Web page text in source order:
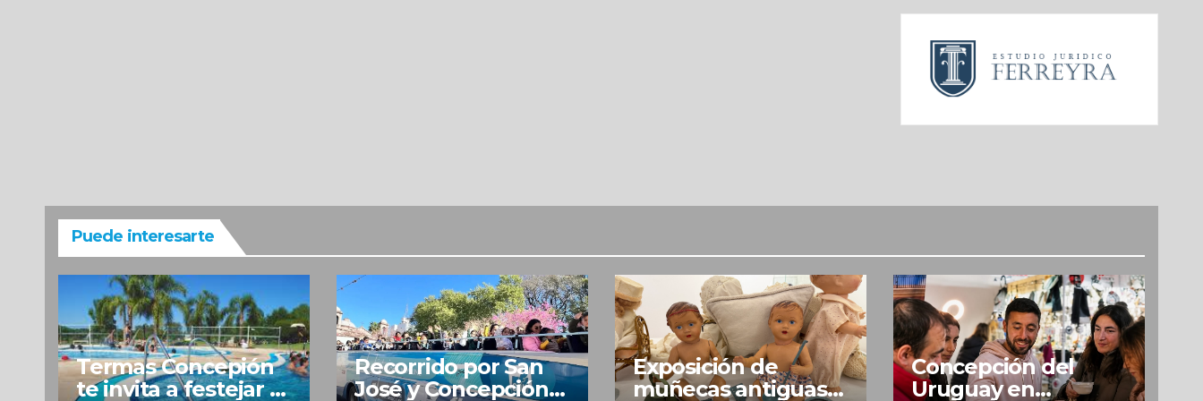
Puede interesarte
Termas Concepión
te invita a festejar el
Recorrido por San
José y Concepción
Exposición de
muñecas antiguas
Concepción del
Uruguay en